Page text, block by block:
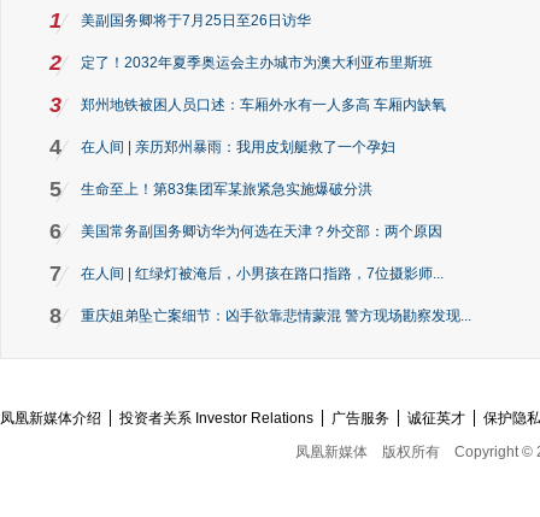
1 美副国务卿将于7月25日至26日访华
2 定了！2032年夏季奥运会主办城市为澳大利亚布里斯班
3 郑州地铁被困人员口述：车厢外水有一人多高 车厢内缺氧
4 在人间 | 亲历郑州暴雨：我用皮划艇救了一个孕妇
5 生命至上！第83集团军某旅紧急实施爆破分洪
6 美国常务副国务卿访华为何选在天津？外交部：两个原因
7 在人间 | 红绿灯被淹后，小男孩在路口指路，7位摄影师...
8 重庆姐弟坠亡案细节：凶手欲靠悲情蒙混 警方现场勘察发现...
凤凰新媒体介绍 投资者关系 Investor Relations 广告服务 诚征英才
保护隐
凤凰新媒体
版权所有 Copyright ©